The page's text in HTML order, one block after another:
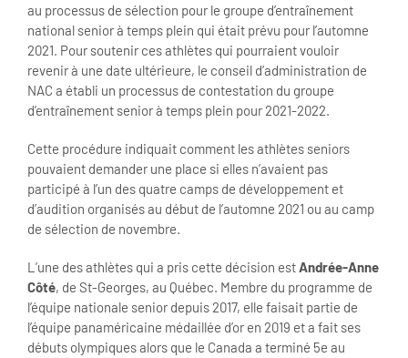
au processus de sélection pour le groupe d’entraînement
national senior à temps plein qui était prévu pour l’automne
2021. Pour soutenir ces athlètes qui pourraient vouloir
revenir à une date ultérieure, le conseil d’administration de
NAC a établi un processus de contestation du groupe
d’entraînement senior à temps plein pour 2021-2022.
Cette procédure indiquait comment les athlètes seniors
pouvaient demander une place si elles n’avaient pas
participé à l’un des quatre camps de développement et
d’audition organisés au début de l’automne 2021 ou au camp
de sélection de novembre.
L’une des athlètes qui a pris cette décision estAndrée-Anne
Côté, de St-Georges, au Québec. Membre du programme de
l’équipe nationale senior depuis 2017, elle faisait partie de
l’équipe panaméricaine médaillée d’or en 2019 et a fait ses
débuts olympiques alors que le Canada a terminé 5e au